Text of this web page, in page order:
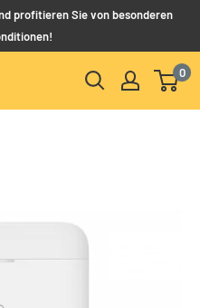
profitieren Sie von besonderen
0